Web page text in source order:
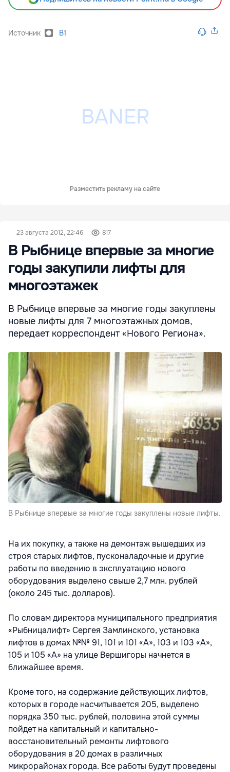
Источник B1
Разместить рекламу на сайте
23 августа 2012, 22:46 817
В Рыбнице впервые за многие
годы закупили лифты для
многоэтажек
В Рыбнице впервые за многие годы закуплены
новые лифты для 7 многоэтажных домов,
передает корреспондент «Нового Региона».
В Рыбнице впервые за многие годы закуплены новые лифты.
На их покупку, а также на демонтаж вышедших из
строя старых лифтов, пусконаладочные и другие
работы по введению в эксплуатацию нового
оборудования выделено свыше 2,7 млн. рублей
(около 245 тыс. долларов).
По словам директора муниципального предприятия
«Рыбницалифт» Сергея Замлинского, установка
лифтов в домах №№ 91, 101 и 101 «А», 103 и 103 «А»,
105 и 105 «А» на улице Вершигоры начнется в
ближайшее время.
Кроме того, на содержание действующих лифтов,
которых в городе насчитывается 205, выделено
порядка 350 тыс. рублей, половина этой суммы
пойдет на капитальный и капитально-
восстановительный ремонты лифтового
оборудования в 20 домах в различных
микрорайонах города. Все работы будут проведены